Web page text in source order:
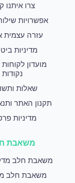
צרו איתנו
אפשרויות
עזרה עצמית
מדיניות
מועדון
נקודות
שאלות
תקנון האתר
מדיניות
משאבת
משאבת חלב
משאבת חלב